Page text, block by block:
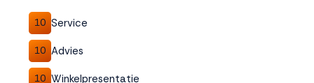
10 Service
10 Advies
10 Winkelpresentatie